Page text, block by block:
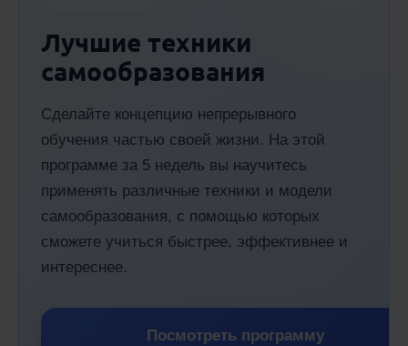
Лучшие техники
самообразования
Сделайте концепцию непрерывного
обучения частью своей жизни. На этой
программе за 5 недель вы научитесь
применять различные техники и модели
самообразования, с помощью которых
сможете учиться быстрее, эффективнее и
интереснее.
Посмотреть программу